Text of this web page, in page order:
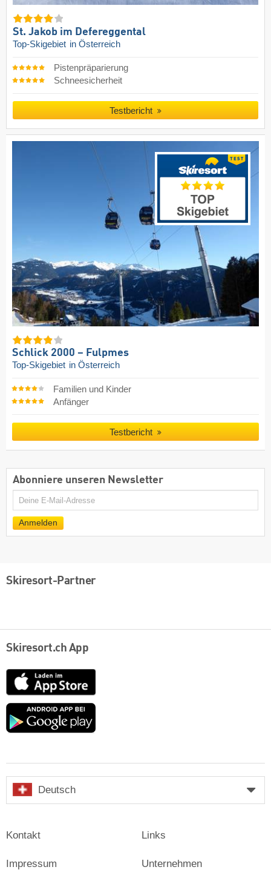
St. Jakob im Defereggental
Top-Skigebiet in Österreich
Pistenpräparierung
Schneesicherheit
Testbericht
Schlick 2000 – Fulpmes
Top-Skigebiet in Österreich
Familien und Kinder
Anfänger
Testbericht
Abonniere unseren Newsletter
E-
Anmelden
Skiresort-Partner
Skiresort.ch App
App
Store
Google
Deutsch
Kontakt
Impressum
Links
Unternehmen